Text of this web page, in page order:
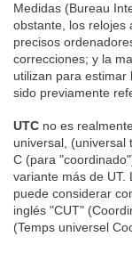
Medidas (Bureau
obstante, los relojes
precisos
correcciones; y la
utilizan para estimar
sido previamente
UTC no es
universal, (universal
C (para
variante más de UT.
puede considerar
inglés "CUT"
(Temps universel